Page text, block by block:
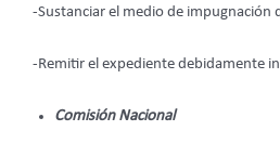
-Sustanciar el medio de impugnación
-Remitir el expediente debidamente
Comisión Nacional